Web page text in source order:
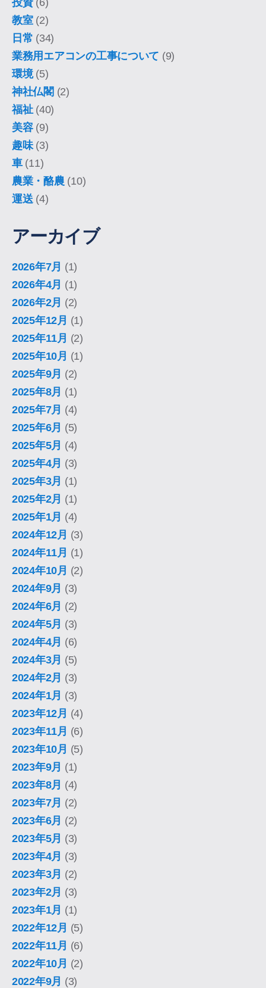
教室(2)
日常 (34)
業務用エアコンの工事について (9)
環境(5)
神社仏閣 (2)
福祉(40)
美容(9)
趣味(3)
車(11)
農業・酪農 (10)
運送 (4)
アーカイブ
2026年7月 (1)
2026年4月 (1)
2026年2月 (2)
2025年12月 (1)
2025年11月 (2)
2025年10月 (1)
2025年9月 (2)
2025年8月 (1)
2025年7月 (4)
2025年6月 (5)
2025年5月 (4)
2025年4月 (3)
2025年3月 (1)
2025年2月 (1)
2025年1月 (4)
2024年12月 (3)
2024年11月 (1)
2024年10月 (2)
2024年9月 (3)
2024年6月 (2)
2024年5月 (3)
2024年4月 (6)
2024年3月 (5)
2024年2月 (3)
2024年1月 (3)
2023年12月 (4)
2023年11月 (6)
2023年10月 (5)
2023年9月 (1)
2023年8月 (4)
2023年7月 (2)
2023年6月 (2)
2023年5月 (3)
2023年4月 (3)
2023年3月 (2)
2023年2月 (3)
2023年1月 (1)
2022年12月 (5)
2022年11月 (6)
2022年10月 (2)
2022年9月 (3)